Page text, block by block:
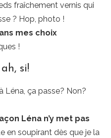
fraîchement vernis qui
? Hop, photo !
mes choix
!
si!
Léna, ça passe? Non?
Léna n’y met pas
en soupirant dès que je la